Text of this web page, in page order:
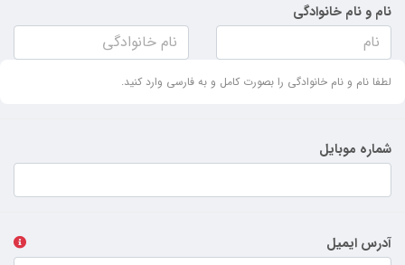
نام و نام خانوادگی
لطفا نام و نام خانوادگی را بصورت کامل و به فارسی وارد کنید.
شماره موبایل
آدرس ایمیل